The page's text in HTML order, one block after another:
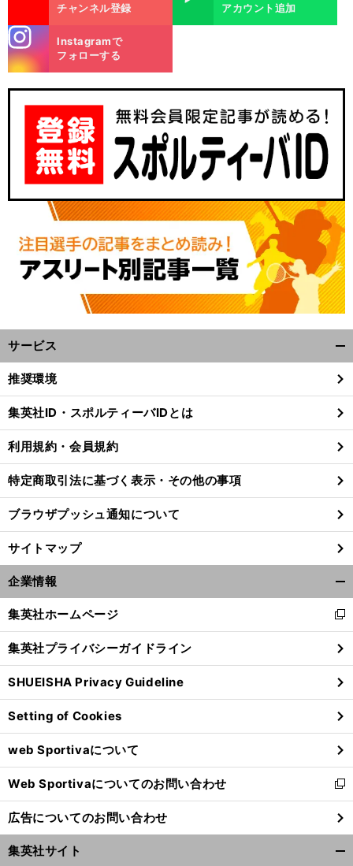
。
ヒ
前
へ
チャンネル登録
アカウント追加
m
Instagramで
フォローする
サービス
閉
る
推奨環境
集英社ID・スポルティーバIDとは
利用規約・会員規約
特定商取引法に基づく表示・その他の事項
ブラウザプッシュ通知について
サイトマップ
企業情報
閉
る
集英社ホームページ
新
し
い
ウ
ィ
ン
ド
ウ
で
開
く
集英社プライバシーガイドライン
SHUEISHA Privacy Guideline
Setting of Cookies
web Sportivaについて
Web Sportivaについてのお問い合わせ
新
し
い
ウ
ィ
広告についてのお問い合わせ
集英社サイト